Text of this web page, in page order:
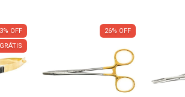
% OFF
26% OFF